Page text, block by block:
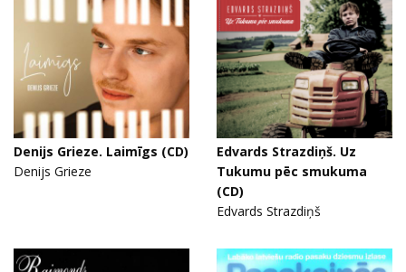
Denijs Grieze. Laimīgs (CD)
Denijs Grieze
Edvards Strazdiņš. Uz
Tukumu pēc smukuma
(CD)
Edvards Strazdiņš